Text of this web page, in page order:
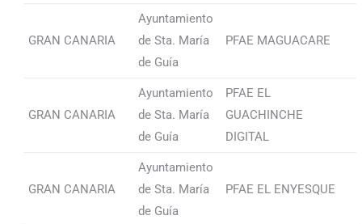
GRAN CANARIA
Ayuntamiento
de Sta. María
de Guía
PFAE MAGUACARE
GRAN CANARIA
Ayuntamiento
de Sta. María
de Guía
PFAE EL
GUACHINCHE
DIGITAL
GRAN CANARIA
Ayuntamiento
de Sta. María
de Guía
PFAE EL ENYESQUE